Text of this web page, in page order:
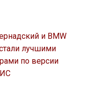
и BMW
лучшими
по версии